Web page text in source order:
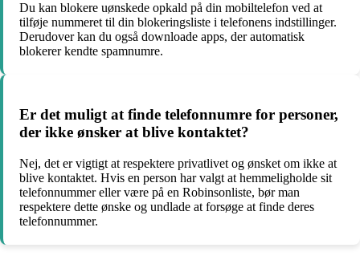
Du kan blokere uønskede opkald på din mobiltelefon ved at
tilføje nummeret til din blokeringsliste i telefonens indstillinger.
Derudover kan du også downloade apps, der automatisk
blokerer kendte spamnumre.
Er det muligt at finde telefonnumre for personer,
der ikke ønsker at blive kontaktet?
Nej, det er vigtigt at respektere privatlivet og ønsket om ikke at
blive kontaktet. Hvis en person har valgt at hemmeligholde sit
telefonnummer eller være på en Robinsonliste, bør man
respektere dette ønske og undlade at forsøge at finde deres
telefonnummer.